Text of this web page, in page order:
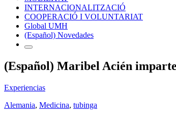
INTERNACIONALITZACIÓ
COOPERACIÓ I VOLUNTARIAT
Global UMH
(Español) Novedades
(Español) Maribel Acién
Experiencias
Alemania, Medicina, tubinga